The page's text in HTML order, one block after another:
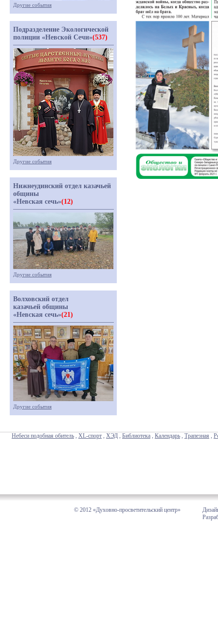
Другие события
Подразделение Экологической
полиции «Невской Сечи»(537)
Другие события
Нижнеудинский отдел казачьей
общины
«Невская сечь»(12)
Другие события
Волховский отдел
казачьей общины
«Невская сечь»(21)
Другие события
Небеси подобная обитель , XL-спорт , ХЭД , Библиотека , Календарь , Трапезная ,
© 2012 «Духовно-просветительский центр»